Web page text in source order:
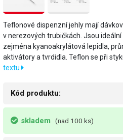
Teflonové dispenzní jehly mají
v nerezových trubičkách. Jsou
zejména kyanoakrylátová lepidla,
aktivátory a tvrdidla. Teflon se při
textu
Kód produktu:
skladem (nad 100 ks)